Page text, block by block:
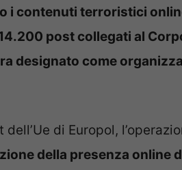
i contenuti terroristici
post collegati al
designato come
di Europol,
della presenza online